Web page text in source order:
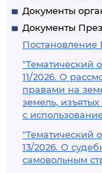
Документы
Документы
Постановление
"Тематический
11/2026. О
правами на
земель,
с
"Тематический
13/2026. О
самовольным